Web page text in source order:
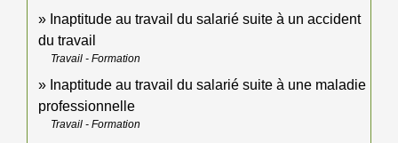
Inaptitude au travail du salarié suite à un accident
du travail
Travail - Formation
Inaptitude au travail du salarié suite à une maladie
professionnelle
Travail - Formation